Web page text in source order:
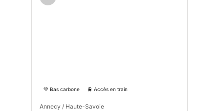
💚 Bas carbone 🚆 Accès en train
Annecy / Haute-Savoie